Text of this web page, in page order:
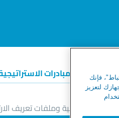
المبادرات
إشعار الخصوصية وملفات تعريف
فإنك
لتعزيز